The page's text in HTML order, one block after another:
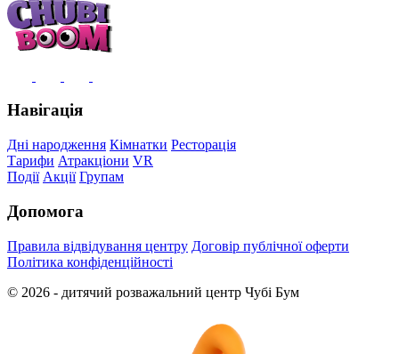
Навігація
Дні народження Кімнатки Ресторація
Тарифи Атракціони VR
Події Акції Групам
Допомога
Правила відвідування центру Договір публічної оферти
Політика конфіденційності
© 2026 - дитячий розважальний центр Чубі Бум